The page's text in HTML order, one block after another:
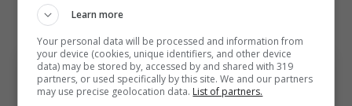
Villa.
Learn more
Your personal data will be processed and information from
your device (cookies, unique identifiers, and other device
data) may be stored by, accessed by and shared with 319
partners, or used specifically by this site. We and our partners
may use precise geolocation data. List of partners.